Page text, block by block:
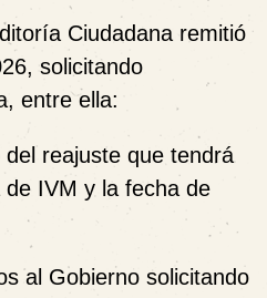
Ciudadana remitió
solicitando
entre ella:
reajuste que tendrá
IVM y la fecha de
al Gobierno solicitando